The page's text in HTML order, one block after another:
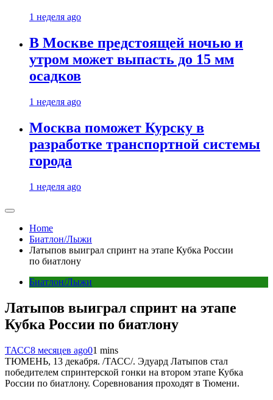
1 неделя ago
В Москве предстоящей ночью и
утром может выпасть до 15 мм
осадков
1 неделя ago
Москва поможет Курску в
разработке транспортной системы
города
1 неделя ago
Home
Биатлон/Лыжи
Латыпов выиграл спринт на этапе Кубка России
по биатлону
Биатлон/Лыжи
Латыпов выиграл спринт на этапе
Кубка России по биатлону
ТАСС8 месяцев ago01 mins
ТЮМЕНЬ, 13 декабря. /ТАСС/. Эдуард Латыпов стал
победителем спринтерской гонки на втором этапе Кубка
России по биатлону. Соревнования проходят в Тюмени.